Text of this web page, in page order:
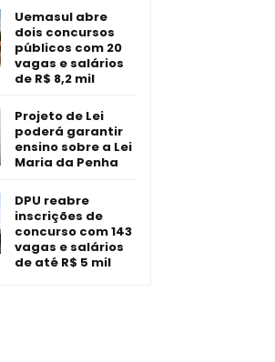
Uemasul abre
dois concursos
públicos com 20
vagas e salários
de R$ 8,2 mil
Projeto de Lei
poderá garantir
ensino sobre a Lei
Maria da Penha
DPU reabre
inscrições de
concurso com 143
vagas e salários
de até R$ 5 mil